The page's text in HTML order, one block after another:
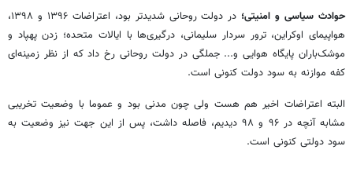
حوادث سیاسی و امنیتی؛
در دولت روحانی شدیدتر بود، اعتراضات ۱۳۹۶ و ۱۳۹۸،
هواپیمای اوکراین، ترور سردار سلیمانی، درگیری‌ها با ایالات متحده؛ زدن پهپاد و
موشک‌باران پایگاه هوایی و... جملگی در دولت روحانی رخ داد که از نظر زمینه‌ای
کفه موازنه به سود دولت کنونی است.
البته اعتراضات اخیر هم هست ولی چون مدنی بود و عموما با وضعیت تخریبی
مشابه آنچه در ۹۶ و ۹۸ دیدیم، فاصله داشت، پس از این جهت نیز وضعیت به
سود دولتی کنونی است.